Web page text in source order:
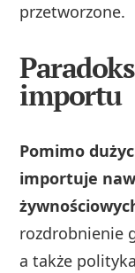
przetworzone.
importu
Pomimo
importuje
rozdrobnienie
a także